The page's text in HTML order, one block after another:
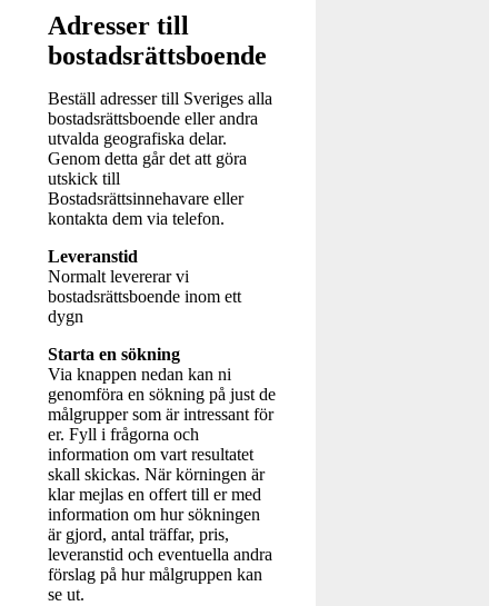
Adresser till
bostadsrättsboende
Beställ adresser till Sveriges alla
bostadsrättsboende eller andra
utvalda geografiska delar.
Genom detta går det att göra
utskick till
Bostadsrättsinnehavare eller
kontakta dem via telefon.
Leveranstid
Normalt levererar vi
bostadsrättsboende inom ett
dygn
Starta en sökning
Via knappen nedan kan ni
genomföra en sökning på just de
målgrupper som är intressant för
er. Fyll i frågorna och
information om vart resultatet
skall skickas. När körningen är
klar mejlas en offert till er med
information om hur sökningen
är gjord, antal träffar, pris,
leveranstid och eventuella andra
förslag på hur målgruppen kan
se ut.